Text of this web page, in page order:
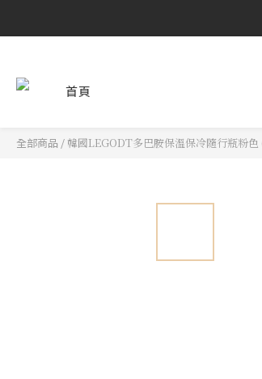
首頁
全部商品 /韓國LEGODT多巴胺保溫保冷隨行瓶粉